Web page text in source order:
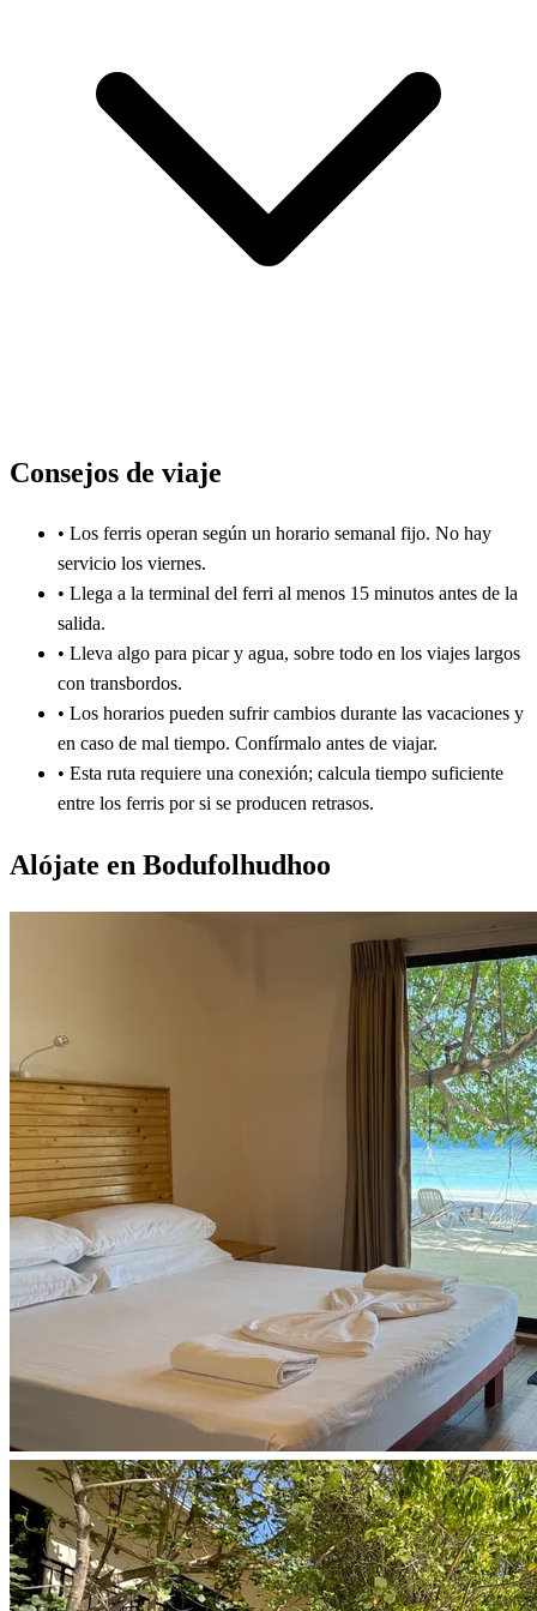
Consejos de viaje
• Los ferris operan según un horario semanal fijo. No hay
servicio los viernes.
• Llega a la terminal del ferri al menos 15 minutos antes de la
salida.
• Lleva algo para picar y agua, sobre todo en los viajes largos
con transbordos.
• Los horarios pueden sufrir cambios durante las vacaciones y
en caso de mal tiempo. Confírmalo antes de viajar.
• Esta ruta requiere una conexión; calcula tiempo suficiente
entre los ferris por si se producen retrasos.
Alójate en Bodufolhudhoo